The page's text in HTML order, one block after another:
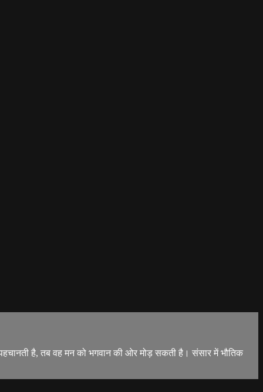
है, तब वह मन को भगवान की ओर मोड़ सकती है। संसार में भौतिक